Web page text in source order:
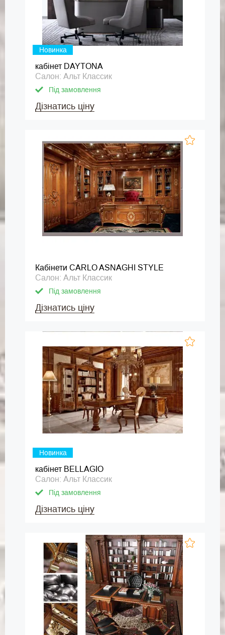
Новинка
кабінет DAYTONA
Салон: Альт Классик
Під замовлення
Дізнатись ціну
Кабінети CARLO ASNAGHI STYLE
Салон: Альт Классик
Під замовлення
Дізнатись ціну
Новинка
кабінет BELLAGIO
Салон: Альт Классик
Під замовлення
Дізнатись ціну